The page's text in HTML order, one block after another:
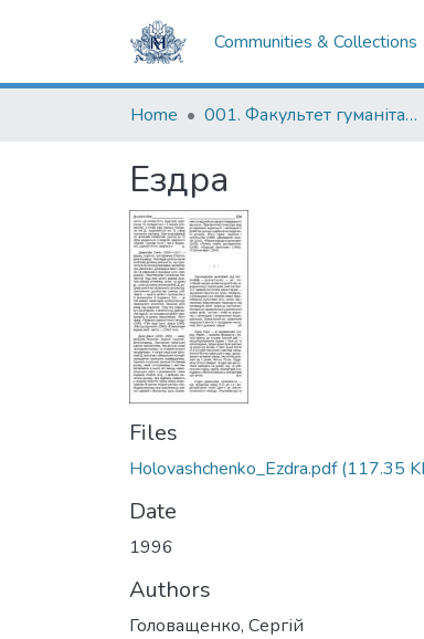
Communities & Collections
Home 001. Факультет гуманітарних наук
Ездра
Files
Holovashchenko_Ezdra.pdf(117.35
Date
1996
Authors
Головащенко, Сергій